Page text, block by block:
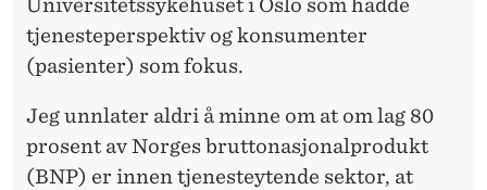
Universitetssykehuset i Oslo som hadde
tjenesteperspektiv og konsumenter
(pasienter) som fokus.
Jeg unnlater aldri å minne om at om lag 80
prosent av Norges bruttonasjonalprodukt
(BNP) er innen tjenesteytende sektor, at